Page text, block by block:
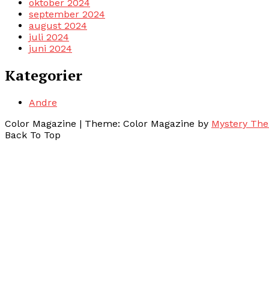
oktober 2024
september 2024
august 2024
juli 2024
juni 2024
Kategorier
Andre
Color Magazine | Theme: Color Magazine by Mystery
Back To Top